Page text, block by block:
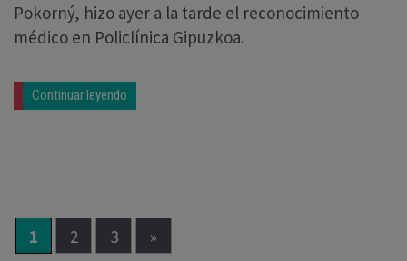
Pokorný, hizo ayer a la tarde el reconocimiento
médico en Policlínica Gipuzkoa.
Continuar leyendo
1 2 3 »